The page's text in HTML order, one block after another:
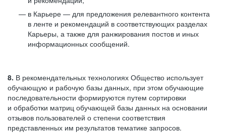
в Карьере — для предложения релевантного контента
в ленте и рекомендаций в соответствующих разделах
Карьеры, а также для ранжирования постов и иных
информационных сообщений.
8. В рекомендательных технологиях Общество использует
обучающую и рабочую базы данных, при этом обучающие
последовательности формируются путем сортировки
и обработки матриц обучающей базы данных на основании
отзывов пользователей о степени соответствия
представленных им результатов тематике запросов.